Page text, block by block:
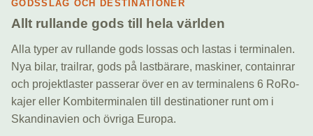
GODSSLAG OCH DESTINATIONER
Allt rullande gods till hela världen
Alla typer av rullande gods lossas och lastas i terminalen.
Nya bilar, trailrar, gods på lastbärare, maskiner, containrar
och projektlaster passerar över en av terminalens 6 RoRo-
kajer eller Kombiterminalen till destinationer runt om i
Skandinavien och övriga Europa.